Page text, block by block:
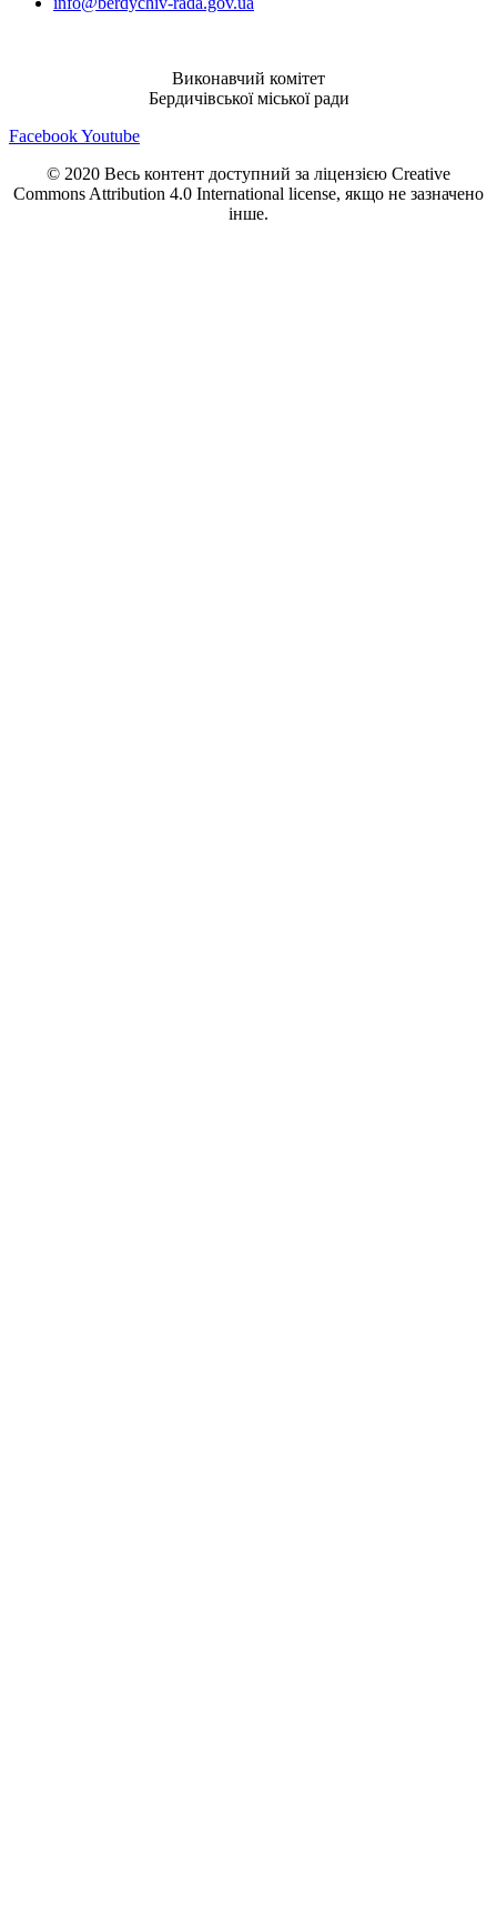
Виконавчий комітет
Бердичівської міської ради
FacebookYoutube
© 2020 Весь контент доступний за ліцензією Creative
Commons Attribution 4.0 International license, якщо не зазначено
інше.